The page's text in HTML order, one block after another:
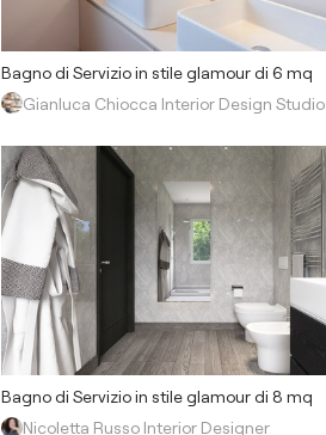
Bagno di Servizio in stile glamour di 6 mq
Gianluca Chiocca Interior Design Studio
Bagno di Servizio in stile glamour di 8 mq
Nicoletta Russo Interior Designer